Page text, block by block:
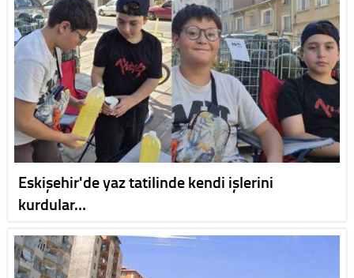
Eskişehir'de yaz tatilinde kendi işlerini
kurdular…